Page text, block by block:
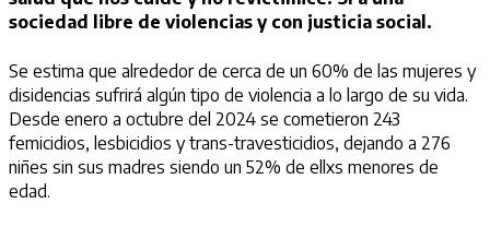
sociedad libre de violencias y con justicia social.
Se estima que alrededor de cerca de un 60% de las mujeres y
disidencias sufrirá algún tipo de violencia a lo largo de su vida.
Desde enero a octubre del 2024 se cometieron 243
femicidios, lesbicidios y trans-travesticidios, dejando a 276
niñes sin sus madres siendo un 52% de ellxs menores de
edad.